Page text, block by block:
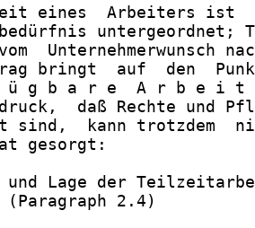
eines  Arbeiters ist
untergeordnet;
Unternehmerwunsch
bringt  auf  den
ü g b a r e  A r b e i t
daß Rechte und
sind,  kann trotzdem
gesorgt:
und Lage der
2.4)